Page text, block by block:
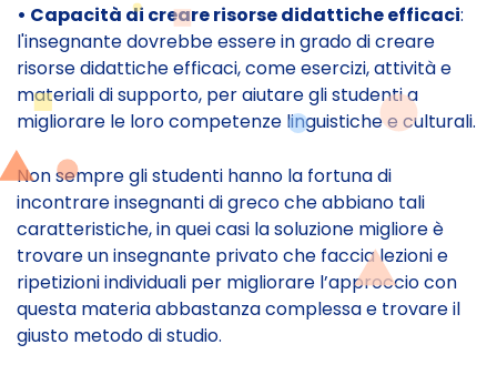
• Capacità di creare risorse didattiche efficaci:
l'insegnante dovrebbe essere in grado di creare
risorse didattiche efficaci, come esercizi, attività e
materiali di supporto, per aiutare gli studenti a
migliorare le loro competenze linguistiche e culturali.
Non sempre gli studenti hanno la fortuna di
incontrare insegnanti di greco che abbiano tali
caratteristiche, in quei casi la soluzione migliore è
trovare un insegnante privato che faccia lezioni e
ripetizioni individuali per migliorare l’approccio con
questa materia abbastanza complessa e trovare il
giusto metodo di studio.